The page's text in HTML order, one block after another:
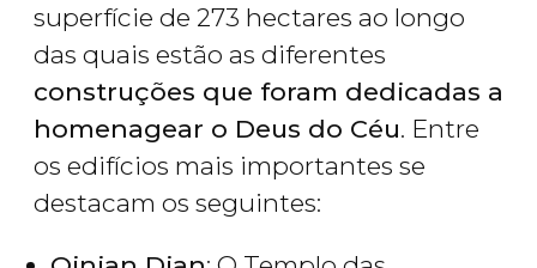
superfície de 273 hectares ao longo
das quais estão as diferentes
construções que foram dedicadas a
homenagear o Deus do Céu. Entre
os edifícios mais importantes se
destacam os seguintes: